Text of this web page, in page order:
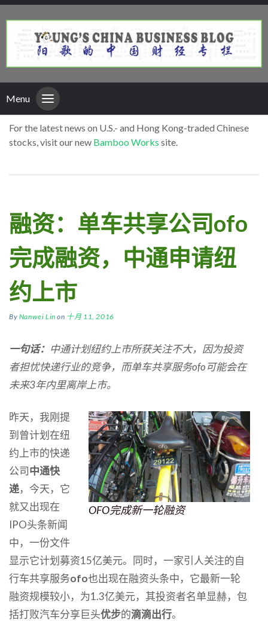
Menu
For the latest news on U.S.- and Hong Kong-traded Chinese
stocks, visit our new Bamboo Works site.
融资：单车共享公司ofo
完成融资，中通申请纽
约上市
By Nanwei Lin on 十月 11, 2016
一句话： 中通计划纽约上市所获关注不大，因为投资
者担忧快递行业的竞争，而单车共享服务ofo可能会在
未来3年内里离岸上市。
OFO完成新一轮融资
昨天，我刚提
到曾计划在纽
约上市的快递
公司中通快
递，今天，它
就又出现在
IPO头条新闻
中，一份文件
显示它计划募资15亿美元。同时，一家引人关注的自
行车共享服务ofo也出现在融资头条中，它最新一轮
融资规模较小，为1.3亿美元，其投资者名单显赫，包
括打败汽车分享巨头优步的滴滴出行。